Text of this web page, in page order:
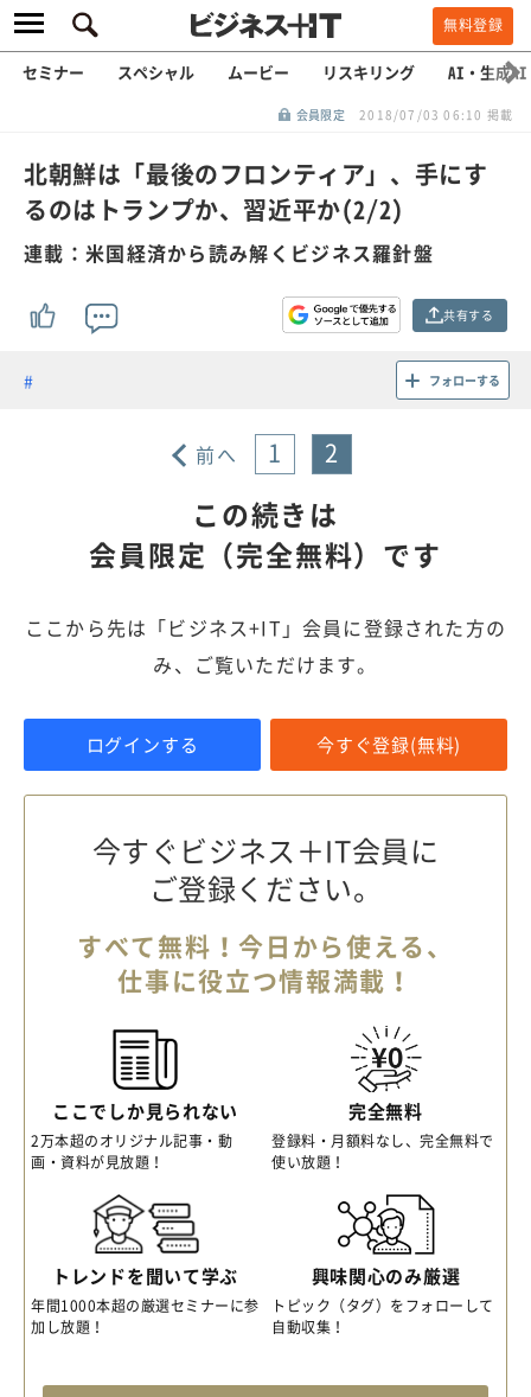
無料登録
セミナー スペシャル ムービー リスキリング AI・生成AI
会員限定 2018/07/03 06:10 掲載
北朝鮮は「最後のフロンティア」、手にす
るのはトランプか、習近平か(2/2)
連載：米国経済から読み解くビジネス羅針盤
共有する
フォローする
前へ 1 2
この続きは
会員限定（完全無料）です
ここから先は「ビジネス+IT」会員に登録された方の
み、ご覧いただけます。
ログインする 今すぐ登録(無料)
今すぐビジネス＋IT会員に
ご登録ください。
すべて無料！今日から使える、
仕事に役立つ情報満載！
ここでしか見られない
2万本超のオリジナル記事・動
画・資料が見放題！
完全無料
登録料・月額料なし、完全無料で
使い放題！
トレンドを聞いて学ぶ
年間1000本超の厳選セミナーに参
加し放題！
興味関心のみ厳選
トピック（タグ）をフォローして
自動収集！